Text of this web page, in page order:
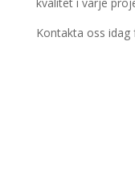
Kontakta oss